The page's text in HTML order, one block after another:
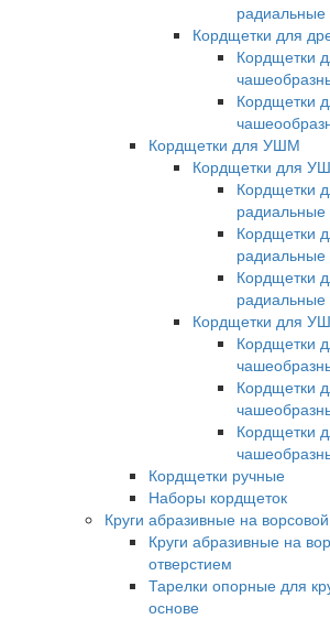
Кордщетки для
Кордщетки
Кордщетки
Кордщетки для УШМ
Кордщетки для
Кордщетки
радиальные
Кордщетки
радиальные
Кордщетки
Кордщетки для
Кордщетки
Кордщетки
Кордщетки
Кордщетки ручные
Наборы кордщеток
Круги абразивные на
Круги абразивные на
отверстием
Тарелки опорные для
основе